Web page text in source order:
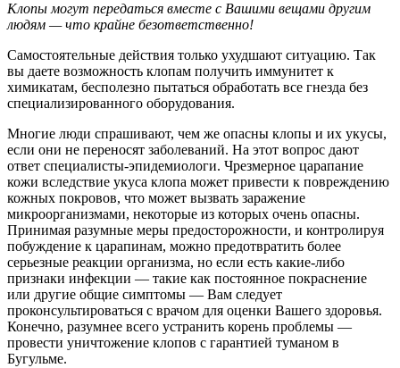
Клопы могут передаться вместе с Вашими вещами другим
людям — что крайне безответственно!
Самостоятельные действия только ухудшают ситуацию. Так
вы даете возможность клопам получить иммунитет к
химикатам, бесполезно пытаться обработать все гнезда без
специализированного оборудования.
Многие люди спрашивают, чем же опасны клопы и их укусы,
если они не переносят заболеваний. На этот вопрос дают
ответ специалисты-эпидемиологи. Чрезмерное царапание
кожи вследствие укуса клопа может привести к повреждению
кожных покровов, что может вызвать заражение
микроорганизмами, некоторые из которых очень опасны.
Принимая разумные меры предосторожности, и контролируя
побуждение к царапинам, можно предотвратить более
серьезные реакции организма, но если есть какие-либо
признаки инфекции — такие как постоянное покраснение
или другие общие симптомы — Вам следует
проконсультироваться с врачом для оценки Вашего здоровья.
Конечно, разумнее всего устранить корень проблемы —
провести уничтожение клопов с гарантией туманом в
Бугульме.